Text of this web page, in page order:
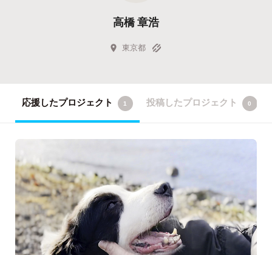
高橋 章浩
東京都
応援したプロジェクト 1 投稿したプロジェクト 0